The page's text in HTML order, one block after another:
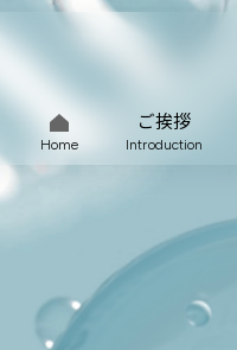
Home
ご挨拶
Introduction